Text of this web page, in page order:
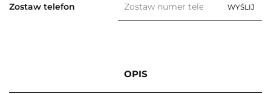
Zostaw telefon WYŚLIJ
OPIS